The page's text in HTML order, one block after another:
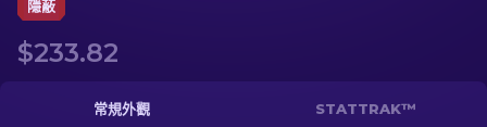
手套
武器箱
隱蔽
$233.82
常規外觀 STATTRAK™